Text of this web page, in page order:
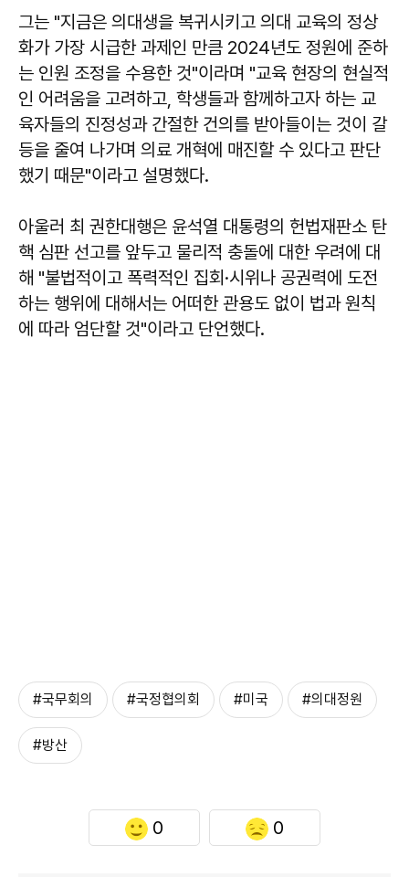
그는 "지금은 의대생을 복귀시키고 의대 교육의 정상
화가 가장 시급한 과제인 만큼 2024년도 정원에 준하
는 인원 조정을 수용한 것"이라며 "교육 현장의 현실적
인 어려움을 고려하고, 학생들과 함께하고자 하는 교
육자들의 진정성과 간절한 건의를 받아들이는 것이 갈
등을 줄여 나가며 의료 개혁에 매진할 수 있다고 판단
했기 때문"이라고 설명했다.
아울러 최 권한대행은 윤석열 대통령의 헌법재판소 탄
핵 심판 선고를 앞두고 물리적 충돌에 대한 우려에 대
해 "불법적이고 폭력적인 집회·시위나 공권력에 도전
하는 행위에 대해서는 어떠한 관용도 없이 법과 원칙
에 따라 엄단할 것"이라고 단언했다.
#국무회의 #국정협의회 #미국 #의대정원
#방산
0 0